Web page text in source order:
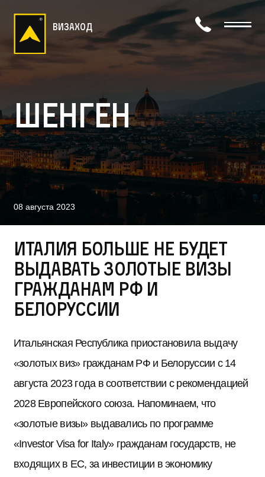
визаход
Шенген
08 августа 2023
Италия больше не будет
выдавать золотые визы
гражданам РФ и
Белоруссии
Итальянская Республика приостановила выдачу
«золотых виз» гражданам РФ и Белоруссии с 14
августа 2023 года в соответствии с рекомендацией
2028 Европейского союза. Напоминаем, что
«золотые визы» выдавались по программе
«Investor Visa for Italy» гражданам государств, не
входящих в ЕС, за инвестиции в экономику